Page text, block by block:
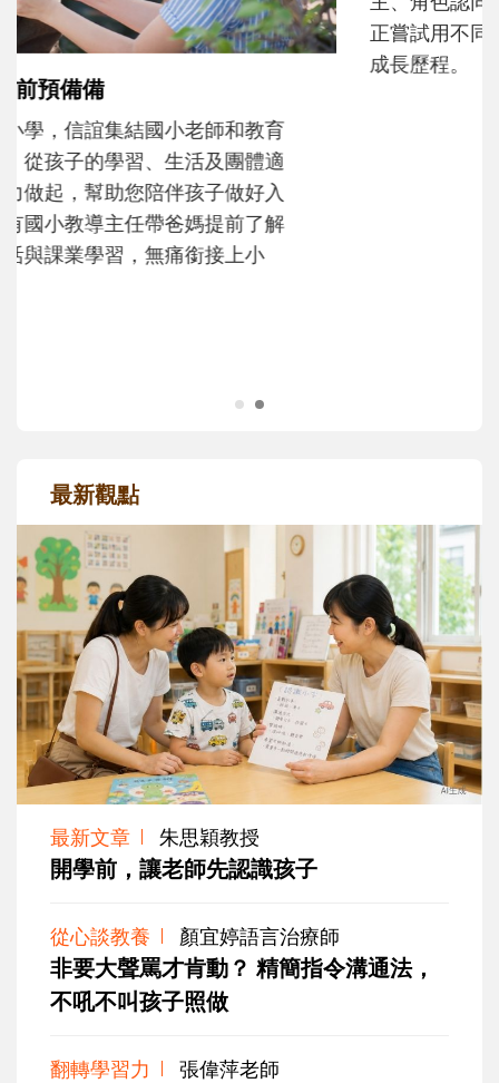
和孩子一起長大的那個男人│讀懂父親的
不同模樣
沒有人天生就擅長當爸爸！男人總是在一次
次「前所未有」的體驗中，跟著孩子一起長
大。從給予安全感的肢體遊戲，到獨立自
主、角色認同及解決問題的能力養成。爸爸
最新觀點
最新文章 朱思穎教授
開學前，讓老師先認識孩子
從心談教養 顏宜婷語言治療師
非要大聲罵才肯動？ 精簡指令溝通法，
不吼不叫孩子照做
翻轉學習力 張偉萍老師